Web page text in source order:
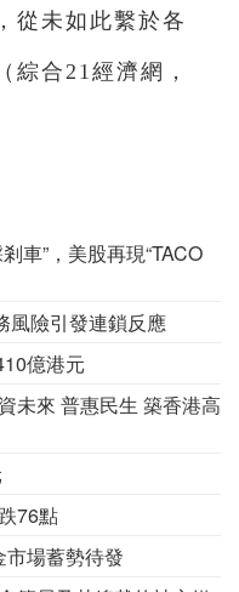
從未如此繫於各
綜合21經濟網，
車”，美股再現“TACO
風險引發連鎖反應
億港元
未來 普惠民生 築香港高
76點
場蓄勢待發